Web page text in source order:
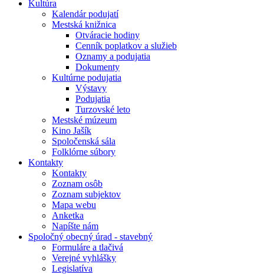
Kultúra
Kalendár podujatí
Mestská knižnica
Otváracie hodiny
Cenník poplatkov a služieb
Oznamy a podujatia
Dokumenty
Kultúrne podujatia
Výstavy
Podujatia
Turzovské leto
Mestské múzeum
Kino Jašík
Spoločenská sála
Folklórne súbory
Kontakty
Kontakty
Zoznam osôb
Zoznam subjektov
Mapa webu
Anketka
Napíšte nám
Spoločný obecný úrad - stavebný
Formuláre a tlačivá
Verejné vyhlášky
Legislatíva